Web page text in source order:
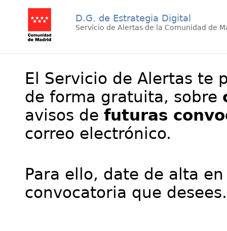
D.G. de Estrategia Digital
Servicio de Alertas de la Comunidad de
El Servicio de Alertas te
de forma gratuita, sobre
avisos de futuras
correo electrónico.
Para ello, date de alta
convocatoria que desees.